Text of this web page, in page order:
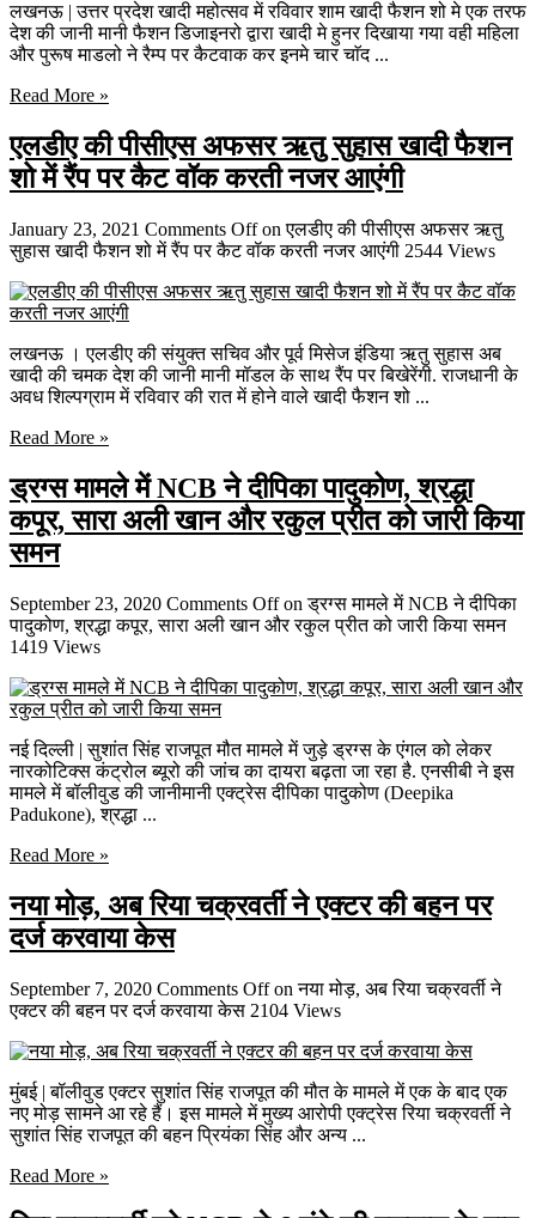
लखनऊ | उत्तर प्रदेश खादी महोत्सव में रविवार शाम खादी फैशन शो मे एक तरफ
देश की जानी मानी फैशन डिजाइनरो द्वारा खादी मे हुनर दिखाया गया वही महिला
और पुरूष माडलो ने रैम्प पर कैटवाक कर इनमे चार चाॅद ...
Read More »
एलडीए की पीसीएस अफसर ऋतु सुहास खादी फैशन
शो में रैंप पर कैट वॉक करती नजर आएंगी
January 23, 2021 Comments Offon एलडीए की पीसीएस अफसर ऋतु
सुहास खादी फैशन शो में रैंप पर कैट वॉक करती नजर आएंगी 2544 Views
लखनऊ । एलडीए की संयुक्‍त सचिव और पूर्व मिसेज इंडिया ऋतु सुहास अब
खादी की चमक देश की जानी मानी मॉडल के साथ रैंप पर बिखेरेंगी. राजधानी के
अवध शिल्‍पग्राम में रविवार की रात में होने वाले खादी फैशन शो ...
Read More »
ड्रग्स मामले में NCB ने दीपिका पादुकोण, श्रद्धा
कपूर, सारा अली खान और रकुल प्रीत को जारी किया
समन
September 23, 2020 Comments Offon ड्रग्स मामले में NCB ने दीपिका
पादुकोण, श्रद्धा कपूर, सारा अली खान और रकुल प्रीत को जारी किया समन
1419 Views
नई दिल्ली | सुशांत सिंह राजपूत मौत मामले में जुड़े ड्रग्‍स के एंगल को लेकर
नारकोटिक्‍स कंट्रोल ब्‍यूरो की जांच का दायरा बढ़ता जा रहा है. एनसीबी ने इस
मामले में बॉलीवुड की जानीमानी एक्‍ट्रेस दीपिका पादुकोण (Deepika
Padukone), श्रद्धा ...
Read More »
नया मोड़, अब रिया चक्रवर्ती ने एक्टर की बहन पर
दर्ज करवाया केस
September 7, 2020 Comments Offon नया मोड़, अब रिया चक्रवर्ती ने
एक्टर की बहन पर दर्ज करवाया केस 2104 Views
मुंबई | बॉलीवुड एक्टर सुशांत सिंह राजपूत की मौत के मामले में एक के बाद एक
नए मोड़ सामने आ रहे हैं। इस मामले में मुख्य आरोपी एक्ट्रेस रिया चक्रवर्ती ने
सुशांत सिंह राजपूत की बहन प्रियंका सिंह और अन्य ...
Read More »